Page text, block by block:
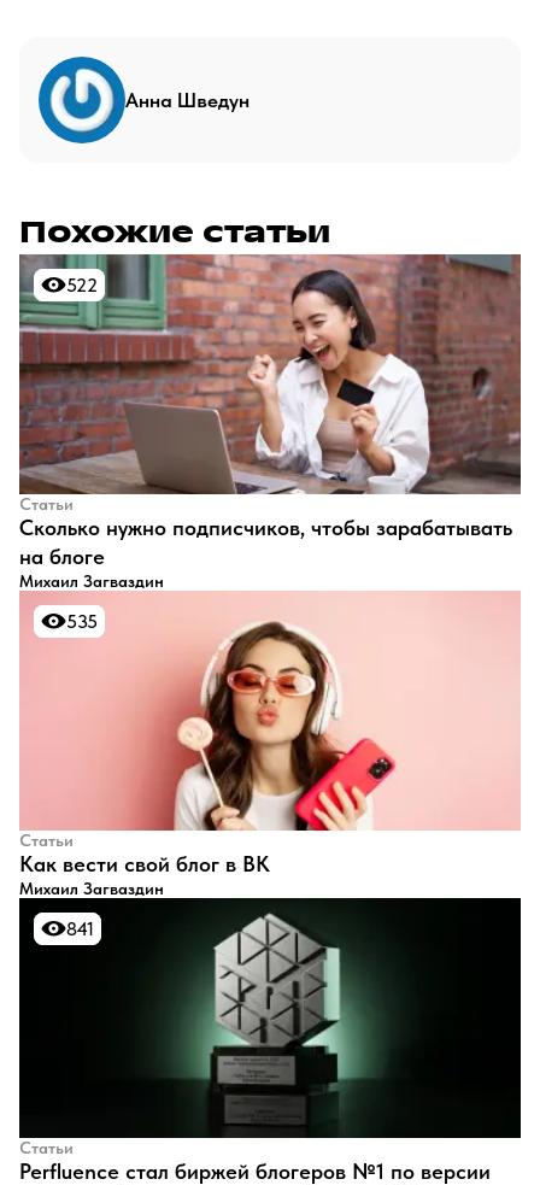
Анна Шведун
Похожие статьи
522
522
Статьи
​Сколько нужно подписчиков, чтобы зарабатывать
на блоге
Михаил Загваздин
535
535
Статьи
​Как вести свой блог в ВК
Михаил Загваздин
841
841
Статьи
Perfluence стал биржей блогеров №1 по версии